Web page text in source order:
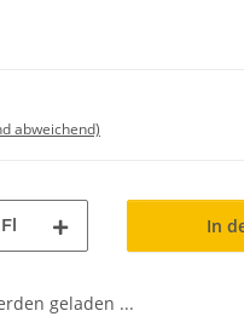
abweichend)
Fl In
geladen ...